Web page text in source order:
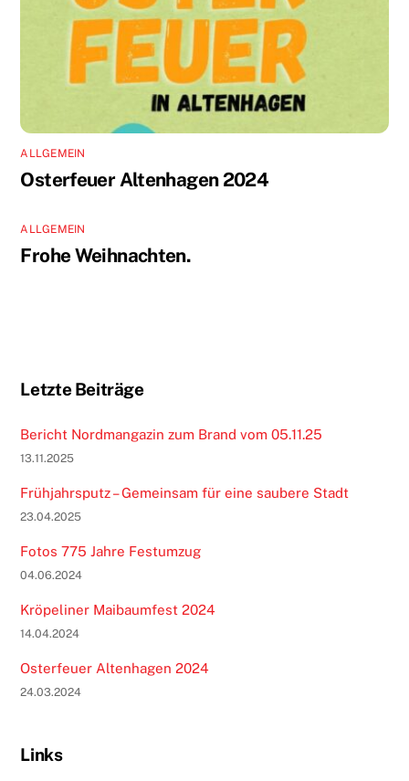
ALLGEMEIN
Osterfeuer Altenhagen 2024
ALLGEMEIN
Frohe Weihnachten.
Letzte Beiträge
Bericht Nordmangazin zum Brand vom 05.11.25
13.11.2025
Frühjahrsputz – Gemeinsam für eine saubere Stadt
23.04.2025
Fotos 775 Jahre Festumzug
04.06.2024
Kröpeliner Maibaumfest 2024
14.04.2024
Osterfeuer Altenhagen 2024
24.03.2024
Links